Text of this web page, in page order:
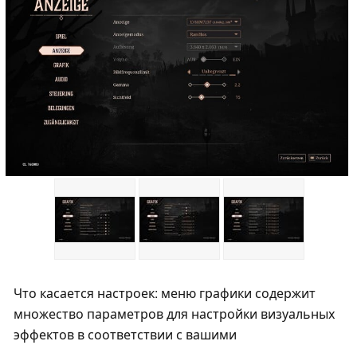
Что касается настроек: меню графики содержит
множество параметров для настройки визуальных
эффектов в соответствии с вашими